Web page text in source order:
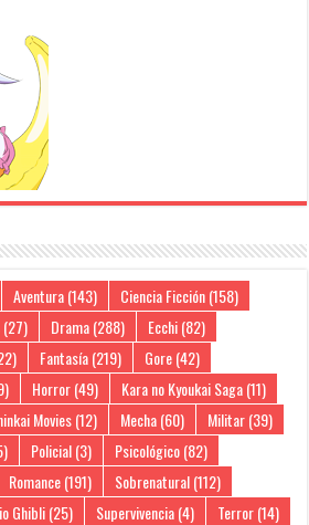
Aventura(143) Ciencia Ficción(158)
(27) Drama(288) Ecchi(82)
Fantasía(219) Gore(42)
Horror(49) Kara no Kyoukai Saga(11)
Movies(12) Mecha(60) Militar(39)
Policial(3) Psicológico(82)
Romance(191) Sobrenatural(112)
Ghibli(25) Supervivencia(4) Terror(14)